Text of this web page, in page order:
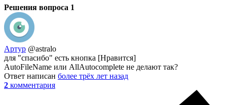
Решения вопроса 1
Артур @astralo
для "спасибо" есть кнопка [Нравится]
AutoFileName или AllAutocomplete не делают так?
Ответ написан более трёх лет назад
2 комментария